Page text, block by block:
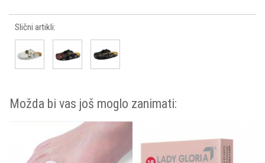
Slični artikli:
Možda bi vas još moglo zanimati: